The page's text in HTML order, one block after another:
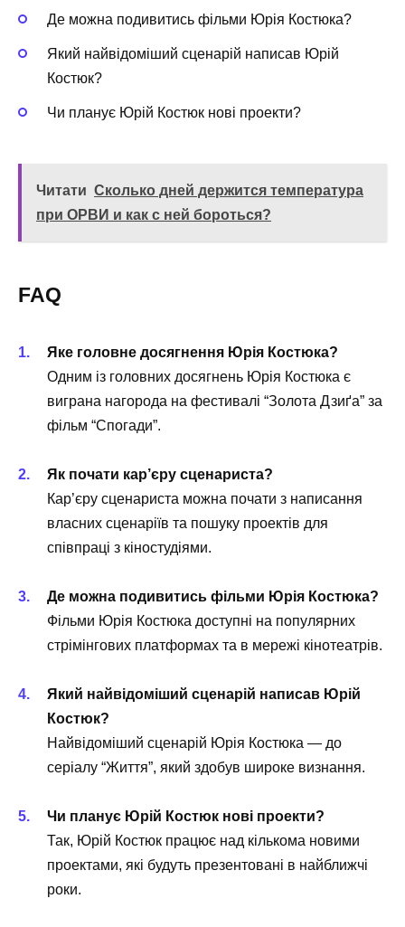
Де можна подивитись фільми Юрія Костюка?
Який найвідоміший сценарій написав Юрій
Костюк?
Чи планує Юрій Костюк нові проекти?
Читати Сколько дней держится температура
при ОРВИ и как с ней бороться?
FAQ
Яке головне досягнення Юрія Костюка?
Одним із головних досягнень Юрія Костюка є
виграна нагорода на фестивалі “Золота Дзиґа” за
фільм “Спогади”.
Як почати кар’єру сценариста?
Кар’єру сценариста можна почати з написання
власних сценаріїв та пошуку проектів для
співпраці з кіностудіями.
Де можна подивитись фільми Юрія Костюка?
Фільми Юрія Костюка доступні на популярних
стрімінгових платформах та в мережі кінотеатрів.
Який найвідоміший сценарій написав Юрій
Костюк?
Найвідоміший сценарій Юрія Костюка — до
серіалу “Життя”, який здобув широке визнання.
Чи планує Юрій Костюк нові проекти?
Так, Юрій Костюк працює над кількома новими
проектами, які будуть презентовані в найближчі
роки.